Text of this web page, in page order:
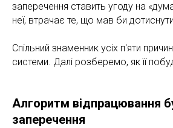
заперечення ставить угоду на
неї, втрачає те, що мав би
Спільний знаменник усіх п'яти
системи. Далі розберемо, як її
Алгоритм відпрацювання
заперечення